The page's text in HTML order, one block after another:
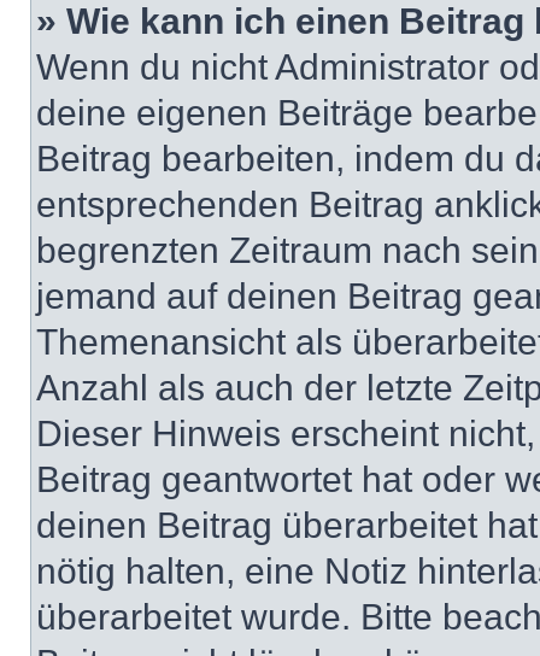
» Wie kann ich einen
Wenn du nicht Administrator
deine eigenen Beiträge
Beitrag bearbeiten, indem du
entsprechenden Beitrag
begrenzten Zeitraum nach
jemand auf deinen Beitrag
Themenansicht als
Anzahl als auch der letzte
Dieser Hinweis erscheint
Beitrag geantwortet hat oder
deinen Beitrag überarbeitet
nötig halten, eine Notiz
überarbeitet wurde. Bitte